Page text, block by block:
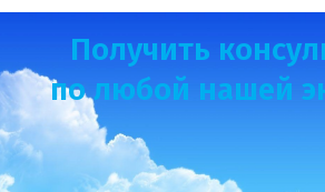
Получить
по любой нашей